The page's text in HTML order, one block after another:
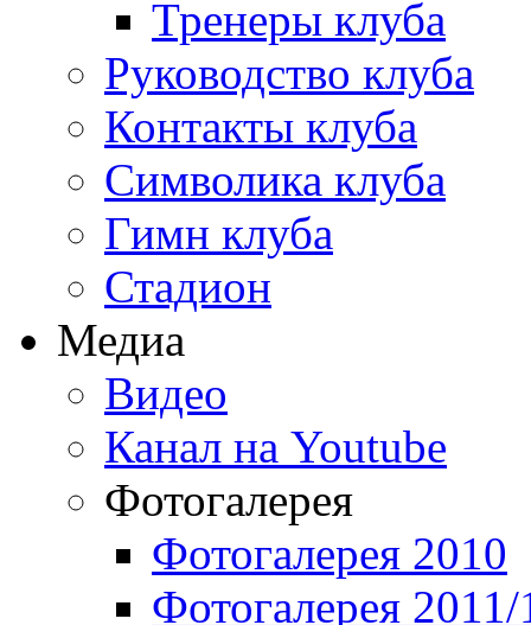
Тренеры клуба
Руководство клуба
Контакты клуба
Символика клуба
Гимн клуба
Стадион
Медиа
Видео
Канал на Youtube
Фотогалерея
Фотогалерея 2010
Фотогалерея 2011/